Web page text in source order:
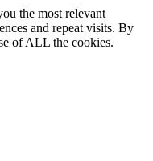
the most relevant
and repeat visits. By
of ALL the cookies.